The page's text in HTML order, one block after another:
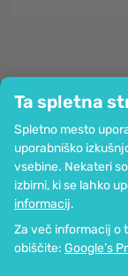
Ta spletna
Spletno mesto
uporabniško
vsebine. Nekateri
izbirni, ki se lahko
informacij.
Za več informacij o
obiščite: Google’s
Podjetje
Informacije
Pridružite se
Pomoč in naročila
Možnost kartičnega
preko SSL-kodiranja.